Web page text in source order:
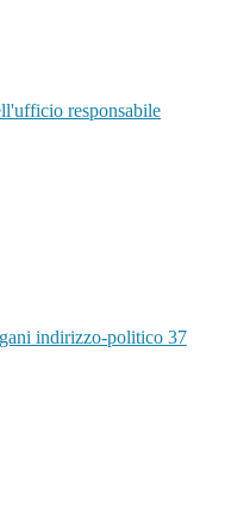
responsabile
indirizzo-politico 37